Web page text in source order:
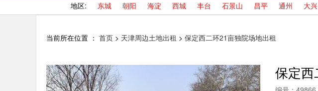
地区: 东城 朝阳 海淀 西城 丰台 石景山 昌平 通州 大兴
当前所在位置 ： 首页 > 天津周边土地出租 > 保定西二环21亩独院场地出租
保定西